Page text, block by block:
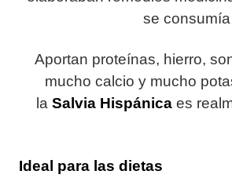
se
Aportan proteínas, hierro,
mucho calcio y mucho
la Salvia Hispánica es
Ideal para las dietas